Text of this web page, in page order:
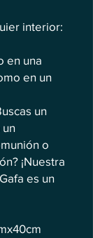
interior:
en una
en un
un
o
¡Nuestra
es un